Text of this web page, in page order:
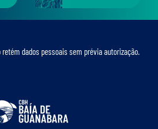
retém dados pessoais sem prévia autorização.